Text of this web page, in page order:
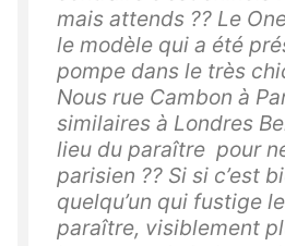
mais attends ?? Le
le modèle qui a été
pompe dans le très
Nous rue Cambon à
similaires à Londres
lieu du paraître pour
parisien ?? Si si c’est
quelqu’un qui fustige
paraître, visiblement